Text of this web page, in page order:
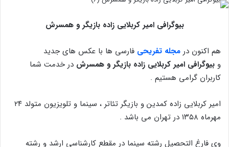
بیوگرافی امیر کربلایی زاده بازیگر و همسرش
هم اکنون در مجله تفریحی فارسی ها با عکس های جدید
و بیوگرافی امیر کربلایی زاده بازیگر و همسرش در خدمت شما
کاربران گرامی هستیم .
امیر کربلایی زاده کمدین و بازیگر تئاتر ، سینما و تلویزیون متولد ۲۴
مهرماه ۱۳۵۸ در تهران می باشد .
وی فارغ التحصیل رشته سینما در مقطع کارشناسی ارشد و رشته